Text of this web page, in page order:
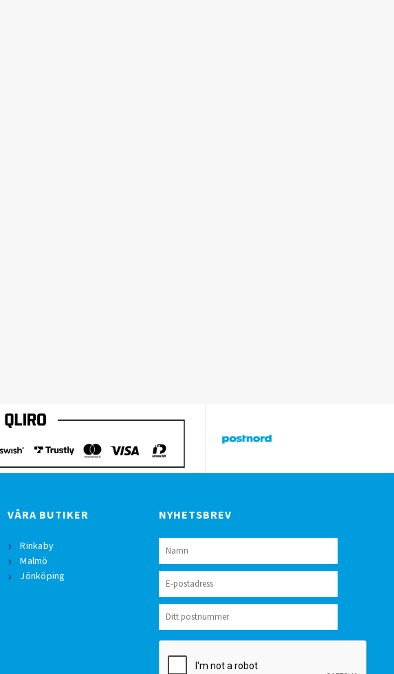
VÅRA BUTIKER
Rinkaby
Malmö
Jönköping
NYHETSBREV